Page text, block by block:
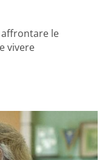
le
vivere